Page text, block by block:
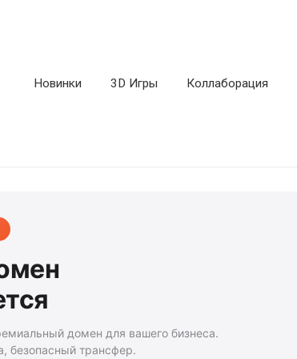
Новинки 3D Игры Коллаборация
домен для вашего бизнеса.
безопасный трансфер.